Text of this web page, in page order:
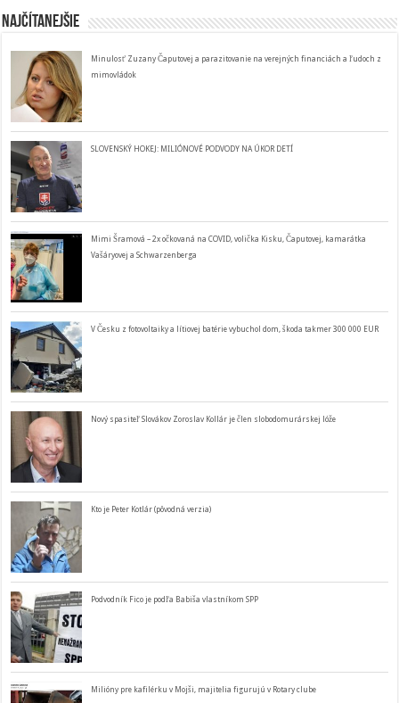
Najčítanejšie
Minulosť Zuzany Čaputovej a parazitovanie na verejných financiách a ľudoch z
mimovládok
SLOVENSKÝ HOKEJ: MILIÓNOVÉ PODVODY NA ÚKOR DETÍ
Mimi Šramová – 2x očkovaná na COVID, volička Kisku, Čaputovej, kamarátka
Vašáryovej a Schwarzenberga
V Česku z fotovoltaiky a lítiovej batérie vybuchol dom, škoda takmer 300 000 EUR
Nový spasiteľ Slovákov Zoroslav Kollár je člen slobodomurárskej lóže
Kto je Peter Kotlár (pôvodná verzia)
Podvodník Fico je podľa Babiša vlastníkom SPP
Milióny pre kafilérku v Mojši, majitelia figurujú v Rotary clube